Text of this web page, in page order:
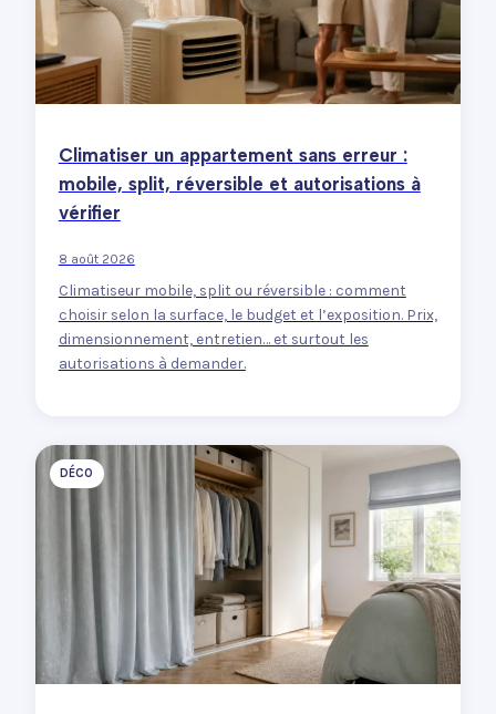
Climatiser un appartement sans erreur :
mobile, split, réversible et autorisations à
vérifier
8 août 2026
Climatiseur mobile, split ou réversible : comment
choisir selon la surface, le budget et l’exposition. Prix,
dimensionnement, entretien… et surtout les
autorisations à demander.
DÉCO